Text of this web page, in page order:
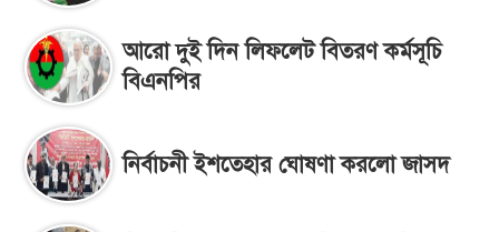
আরো দুই দিন লিফলেট বিতরণ কর্মসূচি
বিএনপির
নির্বাচনী ইশতেহার ঘোষণা করলো জাসদ